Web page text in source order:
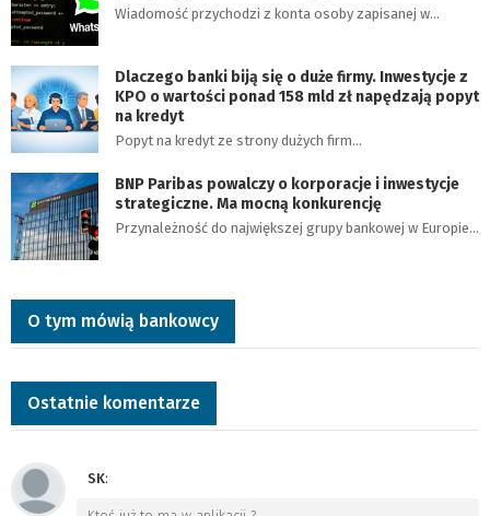
Wiadomość przychodzi z konta osoby zapisanej w…
Dlaczego banki biją się o duże firmy. Inwestycje z
KPO o wartości ponad 158 mld zł napędzają popyt
na kredyt
Popyt na kredyt ze strony dużych firm…
BNP Paribas powalczy o korporacje i inwestycje
strategiczne. Ma mocną konkurencję
Przynależność do największej grupy bankowej w Europie…
O tym mówią bankowcy
Ostatnie komentarze
SK: